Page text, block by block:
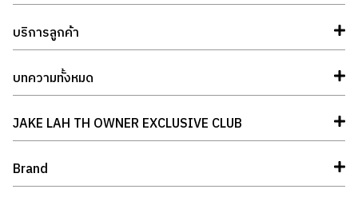
บริการลูกค้า
บทความทั้งหมด
JAKE LAH TH OWNER EXCLUSIVE CLUB
Brand